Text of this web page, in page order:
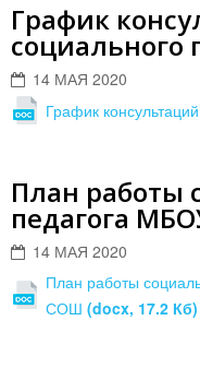
График
социального
14 МАЯ 2020
График
План работы
педагога
14 МАЯ 2020
План работы
СОШ (docx, 17.2 Кб)